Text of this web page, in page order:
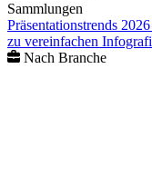
Sammlungen
Präsentationstrends 2026
zu vereinfachen
Nach Branche